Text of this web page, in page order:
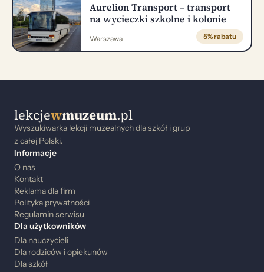
Aurelion Transport – transport
na wycieczki szkolne i kolonie
Warszawa 5% rabatu
lekcjewmuzeum.pl
Wyszukiwarka lekcji muzealnych dla szkół i grup
z całej Polski.
Informacje
O nas
Kontakt
Reklama dla firm
Polityka prywatności
Regulamin serwisu
Dla użytkowników
Dla nauczycieli
Dla rodziców i opiekunów
Dla szkół